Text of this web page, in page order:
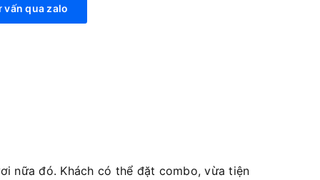
vấn qua zalo
nữa đó. Khách có thể đặt combo, vừa tiện